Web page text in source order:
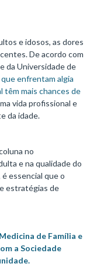
e idosos, as dores
De acordo com
da Universidade de
enfrentam algia
têm mais chances de
vida profissional e
da idade.
no
e na qualidade do
essencial que o
estratégias de
de Família e
a Sociedade